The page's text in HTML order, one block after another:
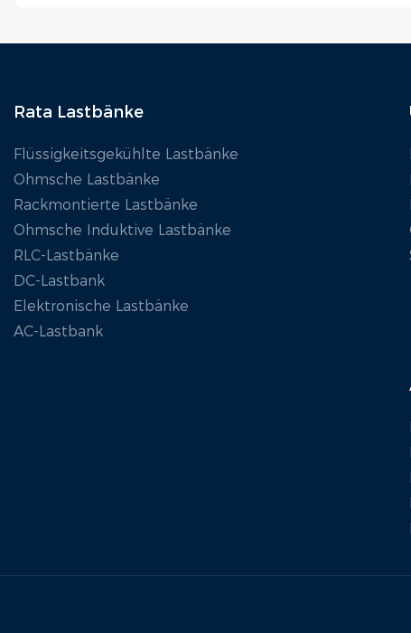
Rata Lastbänke
Flüssigkeitsgekühlte Lastbänke
Ohmsche Lastbänke
Rackmontierte Lastbänke
Ohmsche Induktive Lastbänke
RLC-Lastbänke
DC-Lastbank
Elektronische Lastbänke
AC-Lastbank